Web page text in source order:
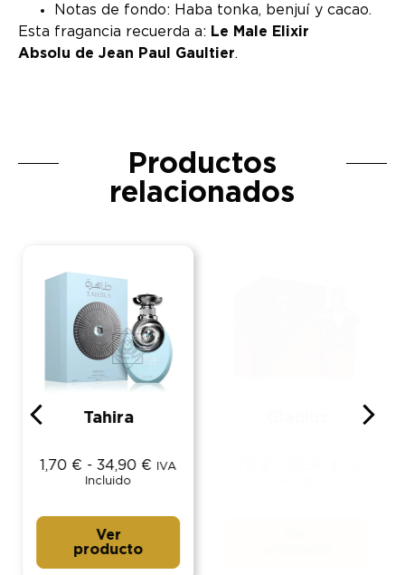
Notas de fondo: Haba tonka, benjuí y cacao.
Esta fragancia recuerda a: Le Male Elixir
Absolu de Jean Paul Gaultier.
Productos
relacionados
Tahira
1,70 € - 34,90 €
IVA
Incluido
Ver
producto